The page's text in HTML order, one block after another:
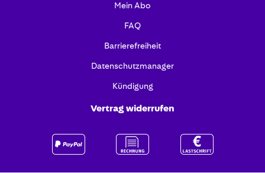
Mein Abo
FAQ
Barrierefreiheit
Datenschutzmanager
Kündigung
Vertrag widerrufen